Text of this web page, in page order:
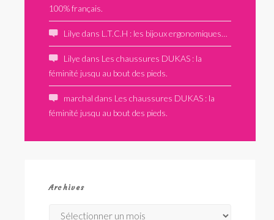
100% français.
Lilye dans L.T.C.H : les bijoux ergonomiques…
Lilye dans Les chaussures DUKAS : la
féminité jusqu au bout des pieds.
marchal dans Les chaussures DUKAS : la
féminité jusqu au bout des pieds.
Archives